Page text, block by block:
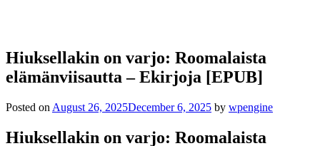
Hiuksellakin on varjo: Roomalaista
elämänviisautta – Ekirjoja [EPUB]
Posted on August 26, 2025December 6, 2025 by wpengine
Hiuksellakin on varjo: Roomalaista